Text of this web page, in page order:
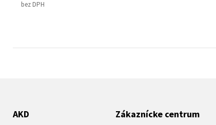
bez DPH
AKD Zákaznícke centrum